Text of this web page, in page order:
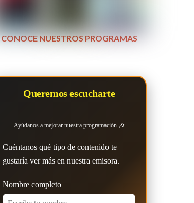
CONOCE NUESTROS PROGRAMAS
Queremos escucharte
Ayúdanos a mejorar nuestra programación 🎶
Cuéntanos qué tipo de contenido te
gustaría ver más en nuestra emisora.
Nombre completo